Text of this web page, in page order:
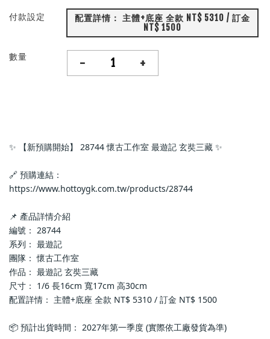
付款設定
配置詳情： 主體+底座 全款 NT$ 5310 / 訂金
NT$ 1500
數量 - +
✨ 【新預購開始】 28744 懷古工作室 最遊記 玄奘三藏 ✨
🔗 預購連結：
https://www.hottoygk.com.tw/products/28744
📌 產品詳情介紹
編號： 28744
系列： 最遊記
團隊： 懷古工作室
作品： 最遊記 玄奘三藏
尺寸： 1/6 長16cm 寬17cm 高30cm
配置詳情： 主體+底座 全款 NT$ 5310 / 訂金 NT$ 1500
📦 預計出貨時間： 2027年第一季度 (實際依工廠發貨為準)